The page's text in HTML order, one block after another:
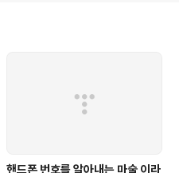
핸드폰 번호를 알아내는 마술 이라